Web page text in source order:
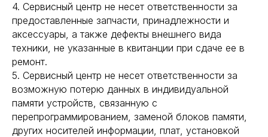
4. Сервисный центр не несет ответственности за
предоставленные запчасти, принадлежности и
аксессуары, а также дефекты внешнего вида
техники, не указанные в квитанции при сдаче ее в
ремонт.
5. Сервисный центр не несет ответственности за
возможную потерю данных в индивидуальной
памяти устройств, связанную с
перепрограммированием, заменой блоков памяти,
других носителей информации, плат, установкой